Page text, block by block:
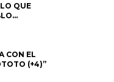
QUE
“UNA
EL
CON EL
(+4)”